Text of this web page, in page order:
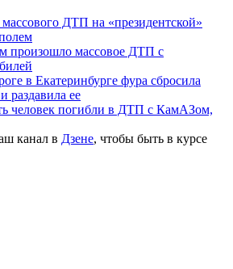
ДТП на «президентской»
произошло массовое ДТП с
в Екатеринбурге фура сбросила
раздавила ее
человек погибли в ДТП с КамАЗом,
канал в Дзене, чтобы быть в курсе